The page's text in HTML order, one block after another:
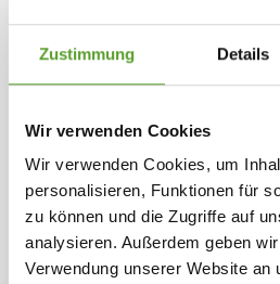
Zustimmung Details
Wir verwenden Cookies
Wir verwenden Cookies, um
personalisieren, Funktionen für
zu können und die Zugriffe auf
analysieren. Außerdem geben
Verwendung unserer Website an
Weiter unten finden Sie
Aktivitäten und
Ausgewählte
0 - 150 PlätzeSpielplatz
AngelnFahrradrouten (< 5 Km)
ZOO (< 30 Km) Wander- und